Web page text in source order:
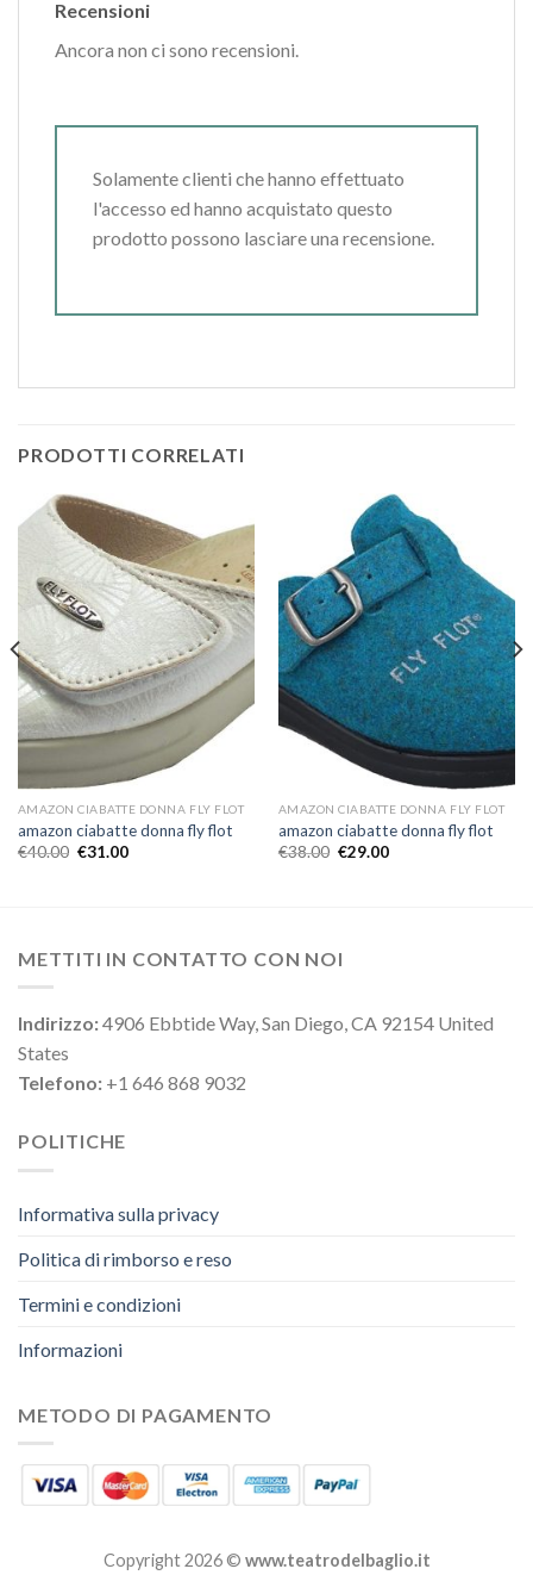
Recensioni
Ancora non ci sono recensioni.
Solamente clienti che hanno effettuato
l'accesso ed hanno acquistato questo
prodotto possono lasciare una recensione.
PRODOTTI CORRELATI
AMAZON CIABATTE DONNA FLY FLOT
amazon ciabatte donna fly flot
€40.00 €31.00
AMAZON CIABATTE DONNA FLY FLOT
amazon ciabatte donna fly flot
€38.00 €29.00
METTITI IN CONTATTO CON NOI
Indirizzo:4906 Ebbtide Way, San Diego, CA 92154 United
States
Telefono: +1 646 868 9032
POLITICHE
Informativa sulla privacy
Politica di rimborso e reso
Termini e condizioni
Informazioni
METODO DI PAGAMENTO
Copyright 2026 © www.teatrodelbaglio.it